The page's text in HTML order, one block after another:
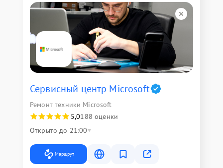
Сервисный центр Microsoft
Ремонт техники Microsoft
5,0188 оценки
Открыто до 21:00
Маршрут